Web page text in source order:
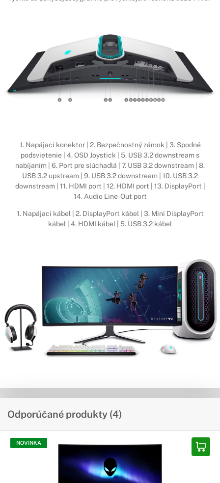
1. Napájací konektor | 2. Bezpečnostný zámok | 3. Spodné
podsvietenie | 4. OSD Joystick | 5. USB 3.2 downstream s
nabíjaním | 6. Port pre slúchadlá | 7. USB 3.2 downstream | 8.
USB 3.2 upstream | 9. USB 3.2 downstream | 10. USB 3.2
downstream | 11. HDMI port | 12. HDMI port | 13. DisplayPort |
14. Audio Line-Out port
1. Napájací kábel | 2. DisplayPort kábel | 3. Mini DisplayPort
kábel | 4. HDMI kábel | 5. USB 3.2 kábel
Odporúčané produkty (4)
NOVINKA